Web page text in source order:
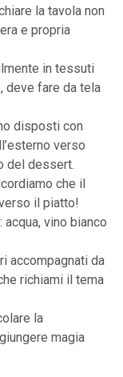
la tavola non
e propria
in tessuti
deve fare da tela
disposti con
verso
del dessert.
che il
il piatto!
vino bianco
accompagnati da
richiami il tema
la
magia